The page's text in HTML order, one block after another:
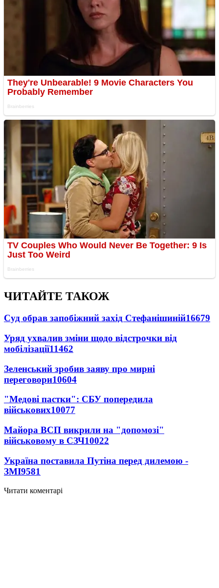
ЧИТАЙТЕ ТАКОЖ
Суд обрав запобіжний захід Стефанішиній16679
Уряд ухвалив зміни щодо відстрочки від
мобілізації11462
Зеленський зробив заяву про мирні
переговори10604
"Медові пастки": СБУ попередила
військових10077
Майора ВСП викрили на "допомозі"
військовому в СЗЧ10022
Україна поставила Путіна перед дилемою -
ЗМІ9581
Читати коментарі